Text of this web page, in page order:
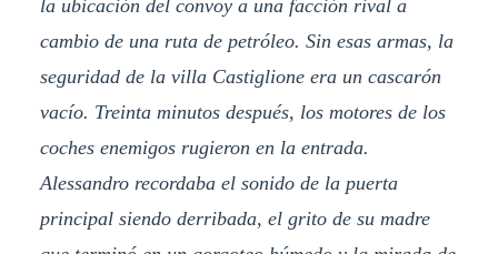
la ubicación del convoy a una facción rival a
cambio de una ruta de petróleo. Sin esas armas, la
seguridad de la villa Castiglione era un cascarón
vacío. Treinta minutos después, los motores de los
coches enemigos rugieron en la entrada.
Alessandro recordaba el sonido de la puerta
principal siendo derribada, el grito de su madre